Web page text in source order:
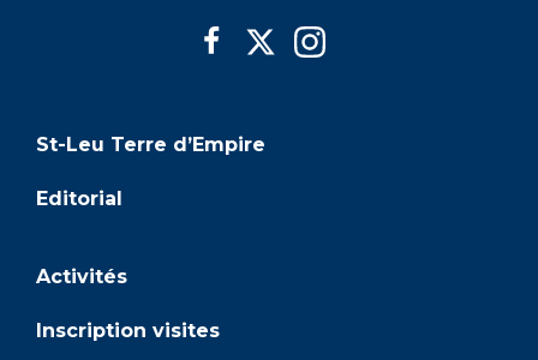
St-Leu Terre d’Empire
Editorial
Activités
Inscription visites